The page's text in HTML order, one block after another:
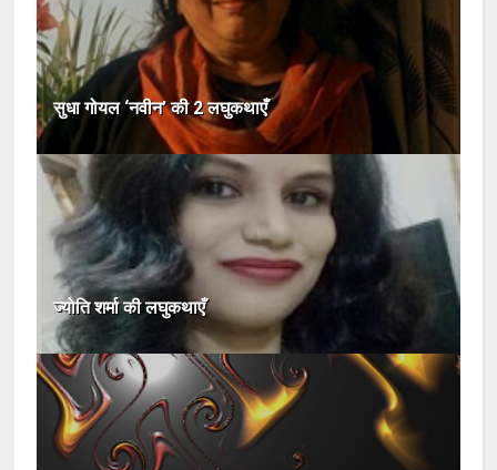
सुधा गोयल ‘नवीन’ की 2 लघुकथाएँ
ज्योति शर्मा की लघुकथाएँ